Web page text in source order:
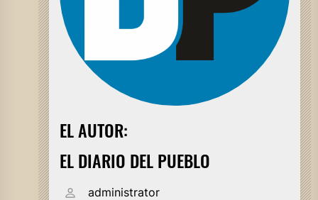
EL AUTOR:
EL DIARIO DEL PUEBLO
administrator